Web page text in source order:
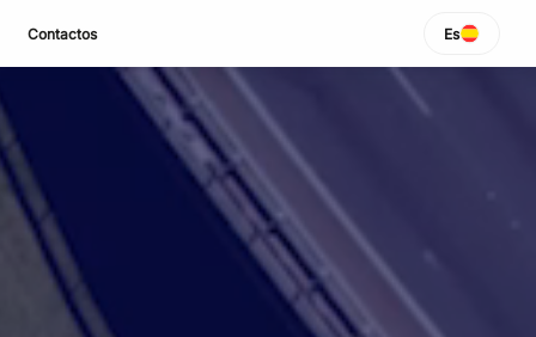
Contactos Es
SELECCIONAR IDIOMA
Italiano
English
Español
Portuguese